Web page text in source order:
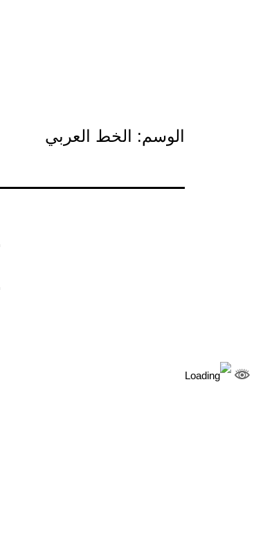
الوسم: الخط العربي